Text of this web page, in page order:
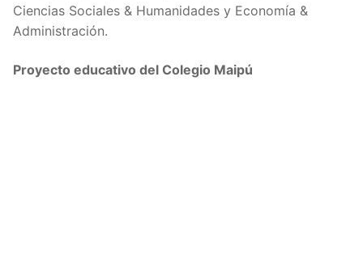
Ciencias Sociales & Humanidades y Economía &
Administración.
Proyecto educativo del Colegio Maipú